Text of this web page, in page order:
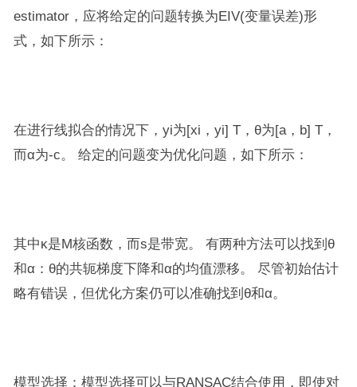
estimator，应将给定的问题转换为EIV(变量误差)形
式，如下所示：
在进行线拟合的情况下，yi为[xi，yi] T，θ为[a，b] T，
而α为-c。 给定的问题变为优化问题，如下所示：
其中κ是M核函数，而s是带宽。 有两种方法可以找到θ
和α：θ的共轭梯度下降和α的均值漂移。 尽管初始估计
略有错误，但优化方案仍可以准确找到θ和α。
模型选择：模型选择可以与RANSAC结合使用，即使对